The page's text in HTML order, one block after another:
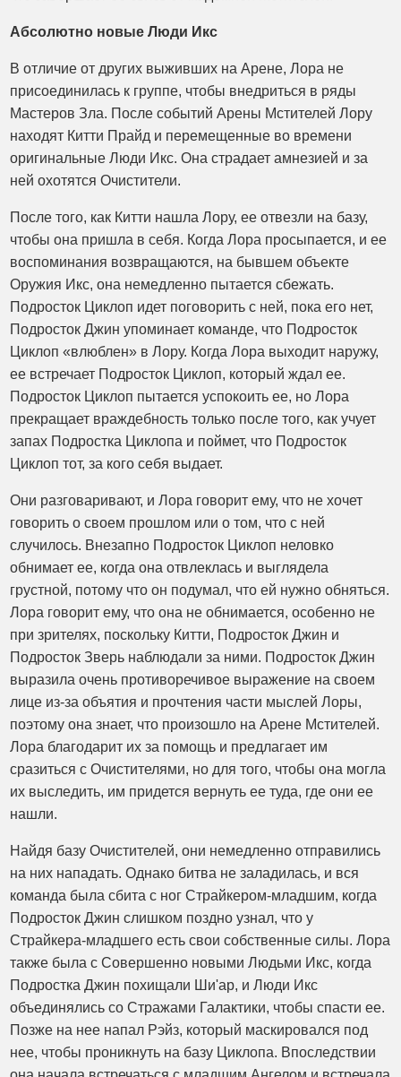
Абсолютно новые Люди Икс
В отличие от других выживших на Арене, Лора не
присоединилась к группе, чтобы внедриться в ряды
Мастеров Зла. После событий Арены Мстителей Лору
находят Китти Прайд и перемещенные во времени
оригинальные Люди Икс. Она страдает амнезией и за
ней охотятся Очистители.
После того, как Китти нашла Лору, ее отвезли на базу,
чтобы она пришла в себя. Когда Лора просыпается, и ее
воспоминания возвращаются, на бывшем объекте
Оружия Икс, она немедленно пытается сбежать.
Подросток Циклоп идет поговорить с ней, пока его нет,
Подросток Джин упоминает команде, что Подросток
Циклоп «влюблен» в Лору. Когда Лора выходит наружу,
ее встречает Подросток Циклоп, который ждал ее.
Подросток Циклоп пытается успокоить ее, но Лора
прекращает враждебность только после того, как учует
запах Подростка Циклопа и поймет, что Подросток
Циклоп тот, за кого себя выдает.
Они разговаривают, и Лора говорит ему, что не хочет
говорить о своем прошлом или о том, что с ней
случилось. Внезапно Подросток Циклоп неловко
обнимает ее, когда она отвлеклась и выглядела
грустной, потому что он подумал, что ей нужно обняться.
Лора говорит ему, что она не обнимается, особенно не
при зрителях, поскольку Китти, Подросток Джин и
Подросток Зверь наблюдали за ними. Подросток Джин
выразила очень противоречивое выражение на своем
лице из-за объятия и прочтения части мыслей Лоры,
поэтому она знает, что произошло на Арене Мстителей.
Лора благодарит их за помощь и предлагает им
сразиться с Очистителями, но для того, чтобы она могла
их выследить, им придется вернуть ее туда, где они ее
нашли.
Найдя базу Очистителей, они немедленно отправились
на них нападать. Однако битва не заладилась, и вся
команда была сбита с ног Страйкером-младшим, когда
Подросток Джин слишком поздно узнал, что у
Страйкера-младшего есть свои собственные силы. Лора
также была с Совершенно новыми Людьми Икс, когда
Подростка Джин похищали Ши'ар, и Люди Икс
объединялись со Стражами Галактики, чтобы спасти ее.
Позже на нее напал Рэйз, который маскировался под
нее, чтобы проникнуть на базу Циклопа. Впоследствии